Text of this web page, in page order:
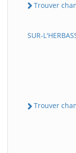
Trouver
SUR-
Trouver